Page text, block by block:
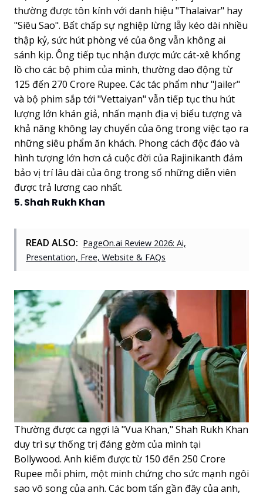
thường được tôn kính với danh hiệu "Thalaivar" hay
"Siêu Sao". Bất chấp sự nghiệp lừng lẫy kéo dài nhiều
thập kỷ, sức hút phòng vé của ông vẫn không ai
sánh kịp. Ông tiếp tục nhận được mức cát-xê khổng
lồ cho các bộ phim của mình, thường dao động từ
125 đến 270 Crore Rupee. Các tác phẩm như "Jailer"
và bộ phim sắp tới "Vettaiyan" vẫn tiếp tục thu hút
lượng lớn khán giả, nhấn mạnh địa vị biểu tượng và
khả năng không lay chuyển của ông trong việc tạo ra
những siêu phẩm ăn khách. Phong cách độc đáo và
hình tượng lớn hơn cả cuộc đời của Rajinikanth đảm
bảo vị trí lâu dài của ông trong số những diễn viên
được trả lương cao nhất.
5. Shah Rukh Khan
READ ALSO: PageOn.ai Review 2026: Ai,
Presentation, Free, Website & FAQs
Thường được ca ngợi là "Vua Khan," Shah Rukh Khan
duy trì sự thống trị đáng gờm của mình tại
Bollywood. Anh kiếm được từ 150 đến 250 Crore
Rupee mỗi phim, một minh chứng cho sức mạnh ngôi
sao vô song của anh. Các bom tấn gần đây của anh,